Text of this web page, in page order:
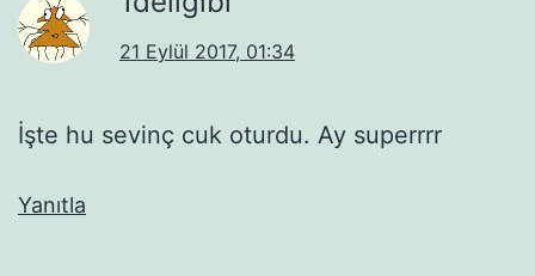
21 Eylül 2017, 01:34
İşte hu sevinç cuk oturdu. Ay superrrr
Yanıtla